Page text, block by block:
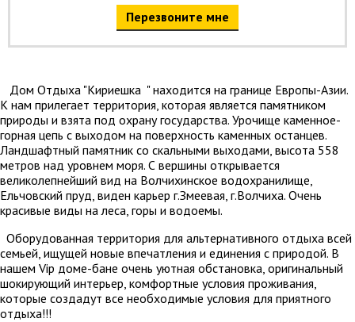
Перезвоните мне
Дом Отдыха "Кириешка " находится на границе Европы-Азии.
К нам прилегает территория, которая является памятником
природы и взята под охрану государства. Урочище каменное-
горная цепь с выходом на поверхность каменных останцев.
Ландшафтный памятник со скальными выходами, высота 558
метров над уровнем моря. С вершины открывается
великолепнейший вид на Волчихинское водохранилище,
Ельчовский пруд, виден карьер г.Змеевая, г.Волчиха. Очень
красивые виды на леса, горы и водоемы.
Оборудованная территория для альтернативного отдыха всей
семьей, ищущей новые впечатления и единения с природой. В
нашем Vip доме-бане очень уютная обстановка, оригинальный
шокирующий интерьер, комфортные условия проживания,
которые создадут все необходимые условия для приятного
отдыха!!!